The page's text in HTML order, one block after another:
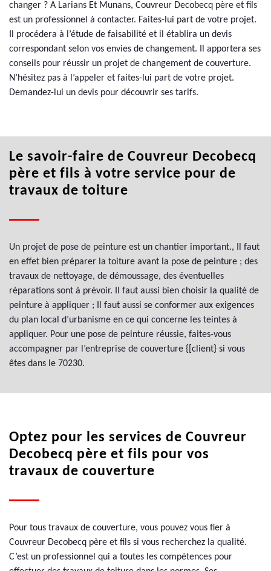
changer ? A Larians Et Munans, Couvreur Decobecq père et fils
est un professionnel à contacter. Faites-lui part de votre projet.
Il procédera à l’étude de faisabilité et il établira un devis
correspondant selon vos envies de changement. Il apportera ses
conseils pour réussir un projet de changement de couverture.
N’hésitez pas à l’appeler et faites-lui part de votre projet.
Demandez-lui un devis pour découvrir ses tarifs.
Le savoir-faire de Couvreur Decobecq
père et fils à votre service pour de
travaux de toiture
Un projet de pose de peinture est un chantier important., Il faut
en effet bien préparer la toiture avant la pose de peinture ; des
travaux de nettoyage, de démoussage, des éventuelles
réparations sont à prévoir. Il faut aussi bien choisir la qualité de
peinture à appliquer ; Il faut aussi se conformer aux exigences
du plan local d’urbanisme en ce qui concerne les teintes à
appliquer. Pour une pose de peinture réussie, faites-vous
accompagner par l’entreprise de couverture {[client} si vous
êtes dans le 70230.
Optez pour les services de Couvreur
Decobecq père et fils pour vos
travaux de couverture
Pour tous travaux de couverture, vous pouvez vous fier à
Couvreur Decobecq père et fils si vous recherchez la qualité.
C’est un professionnel qui a toutes les compétences pour